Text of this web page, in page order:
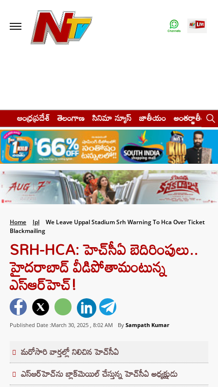
ఆంధ్రప్రదేశ్ తెలంగాణ సినిమా న్యూస్ జాతీయం అంతర్జాతీయం
Home Ipl
We Leave Uppal Stadium Srh Warning To Hca Over Ticket
Blackmailing
SRH-HCA: హెచ్‌సీఏ బెదిరింపులు..
హైదరాబాద్‌ వీడిపోతామంటున్న
ఎస్‌ఆర్‌హెచ్‌!
Published Date :March 30, 2025 , 8:02 AM By Sampath Kumar
మరోసారి వార్తల్లో నిలిచిన హెచ్‌సీఏ
ఎస్‌ఆర్‌హెచ్‌ను బ్లాక్‌మెయిల్ చేస్తున్న హెచ్‌సీఏ అధ్యక్షుడు